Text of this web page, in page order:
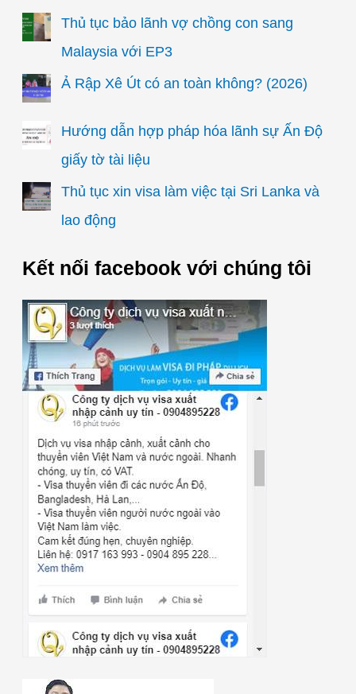
Thủ tục bảo lãnh vợ chồng con sang
Malaysia với EP3
Ả Rập Xê Út có an toàn không? (2026)
Hướng dẫn hợp pháp hóa lãnh sự Ấn Độ
giấy tờ tài liệu
Thủ tục xin visa làm việc tại Sri Lanka và
lao động
Kết nối facebook với chúng tôi